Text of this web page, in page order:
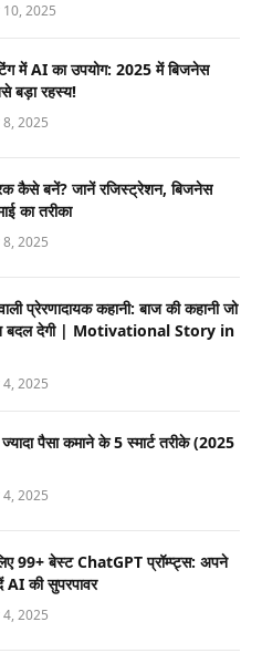
2025
में AI का उपयोग: 2025 में बिजनेस
बड़ा रहस्य!
2025
कैसे बनें? जानें रजिस्ट्रेशन, बिजनेस
का तरीका
2025
प्रेरणादायक कहानी: बाज की कहानी जो
बदल देगी | Motivational Story in
2025
पैसा कमाने के 5 स्मार्ट तरीके (2025
2025
99+ बेस्ट ChatGPT प्रॉम्प्ट्स: अपने
AI की सुपरपावर
2025